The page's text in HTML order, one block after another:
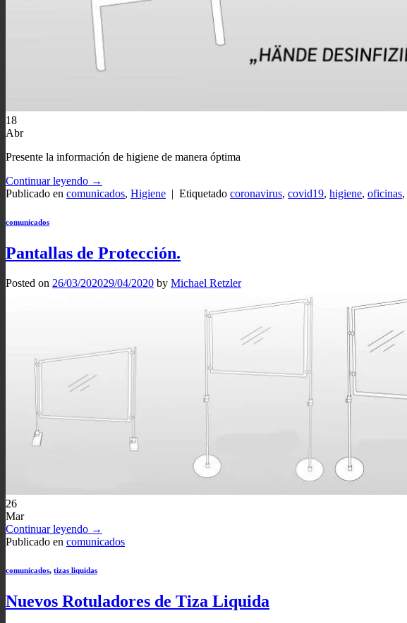
18
Abr
Presente la información de higiene de manera óptima
Continuar leyendo →
Publicado en comunicados, Higiene | Etiquetado coronavirus, covid19, higiene, oficinas,
comunicados
Pantallas de Protección.
Posted on 26/03/202029/04/2020 by Michael Retzler
26
Mar
Continuar leyendo →
Publicado en comunicados
comunicados, tizas liquidas
Nuevos Rotuladores de Tiza Liquida